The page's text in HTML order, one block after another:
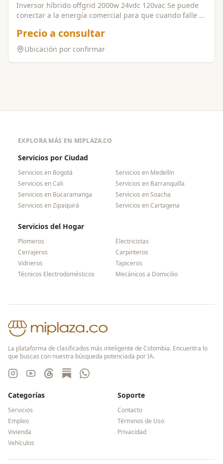
Inversor híbrido offgrid 2000w 24vdc 120vac Se puede
conectar a la energía comercial para que cuando falle el
carga, inmediatamente entre a operar la energía
eléctrica comercial. Se puede conectar a baterías como
respaldo de almacenamiento, y en especial abastezca
de energía eléctrica en las horas de la noche. También
Precio a consultar
Ubicación por confirmar
EXPLORA MÁS EN MIPLAZA.CO
Servicios por Ciudad
Servicios en Bogotá Servicios en Medellín
Servicios enCali Servicios en Barranquilla
Servicios en Bucaramanga Servicios enSoacha
Servicios enZipaquirá Servicios enCartagena
Servicios del Hogar
Plomeros
Electricistas
Cerrajeros
Carpinteros
Vidrieros
Tapiceros
Técnicos Electrodomésticos
Mecánicos a Domicilio
La plataforma de clasificados más inteligente de Colombia. Encuentra lo
que buscas con nuestra búsqueda potenciada por IA.
Categorías
Servicios
Empleo
Vivienda
Vehículos
Soporte
Contacto
Términos de Uso
Privacidad